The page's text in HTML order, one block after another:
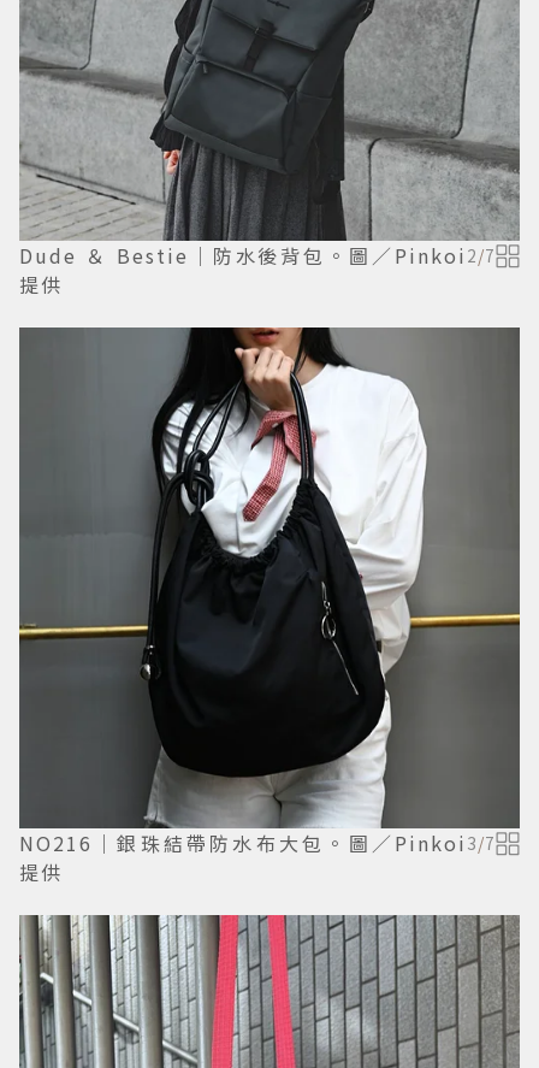
Dude ＆ Bestie｜防水後背包。圖／Pinkoi
提供
2/7
NO216｜銀珠結帶防水布大包。圖／Pinkoi
提供
3/7